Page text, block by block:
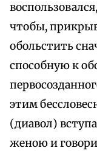
чтобы,
обольстить
способную к
этим
(диавол)
женою и